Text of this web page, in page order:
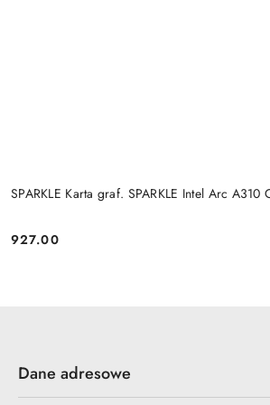
SPARKLE Karta graf. SPARKLE Intel Arc
Cena:
927.00
Dane adresowe